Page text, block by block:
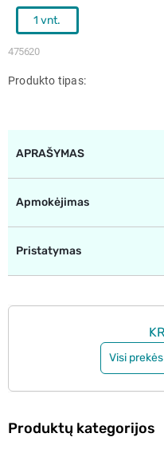
475620
1 vnt.
Produkto tipas
APRAŠYMAS
Apmokėjimas
Pristatymas
Visi
Produktų kategorijos